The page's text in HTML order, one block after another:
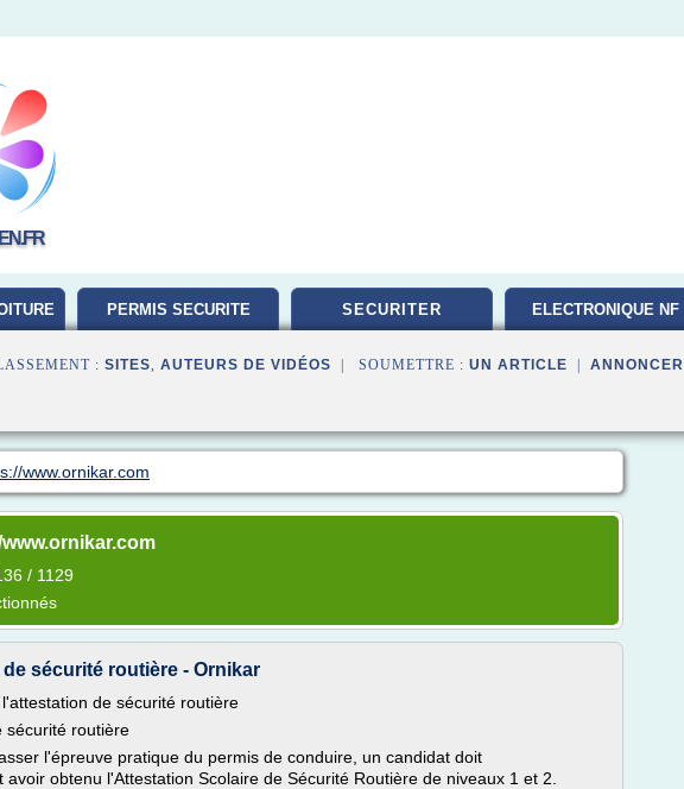
PERMIS SECURITE SECURITER ELECTRONIQUE NF
: SITES, AUTEURS DE VIDÉOS | SOUMETTRE : UN ARTICLE ANNONCER
www.ornikar.com
/ 1129
sécurité routière - Ornikar
de sécurité routière
sécurité routière
l'épreuve pratique du permis de conduire, un candidat doit
avoir obtenu l'Attestation Scolaire de Sécurité Routière de niveaux 1 et 2.